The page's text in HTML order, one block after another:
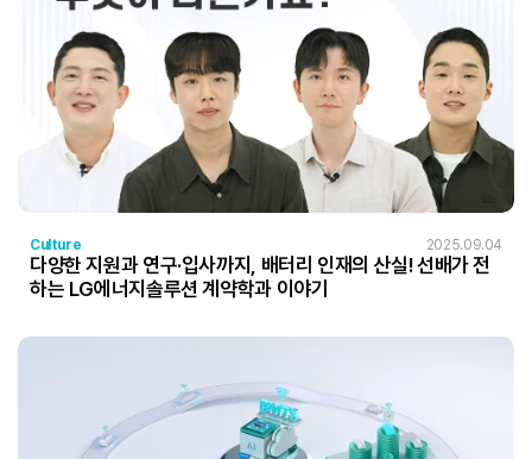
Culture 2025.09.04
다양한 지원과 연구·입사까지, 배터리 인재의 산실! 선배가 전
하는 LG에너지솔루션 계약학과 이야기